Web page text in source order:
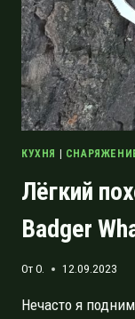
КУХНЯ |
Лёгкий
Badger
ОтO. 12.09.2023
Нечасто я